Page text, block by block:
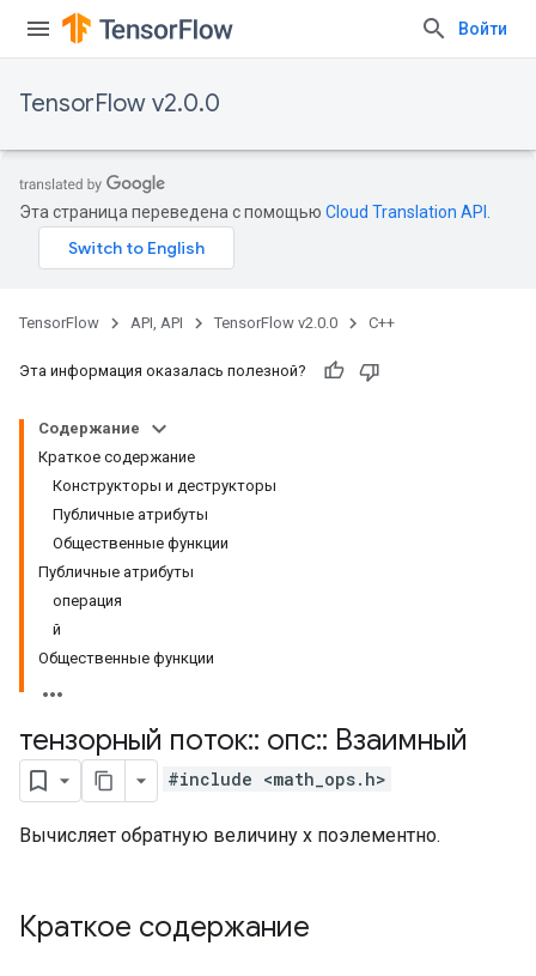
Войти
TensorFlow v2.0.0
Эта страница переведена с помощью Cloud Translation API
TensorFlow API, API TensorFlow v2.0.0 C++
Эта информация оказалась полезной?
Содержание
Краткое содержание
Конструкторы и деструкторы
Публичные атрибуты
Общественные функции
Публичные атрибуты
операция
й
Общественные функции
тензорный поток:: опс:: Взаимный
#include <math_ops.h>
Вычисляет обратную величину x поэлементно.
Краткое содержание